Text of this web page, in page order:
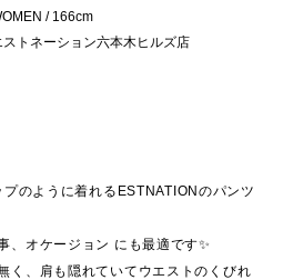
/ 166cm
ストネーション六本木ヒルズ店
のように着れるESTNATIONのパンツ
、オケージョン にも最適です✨
く、肩も隠れていてウエストのくびれ